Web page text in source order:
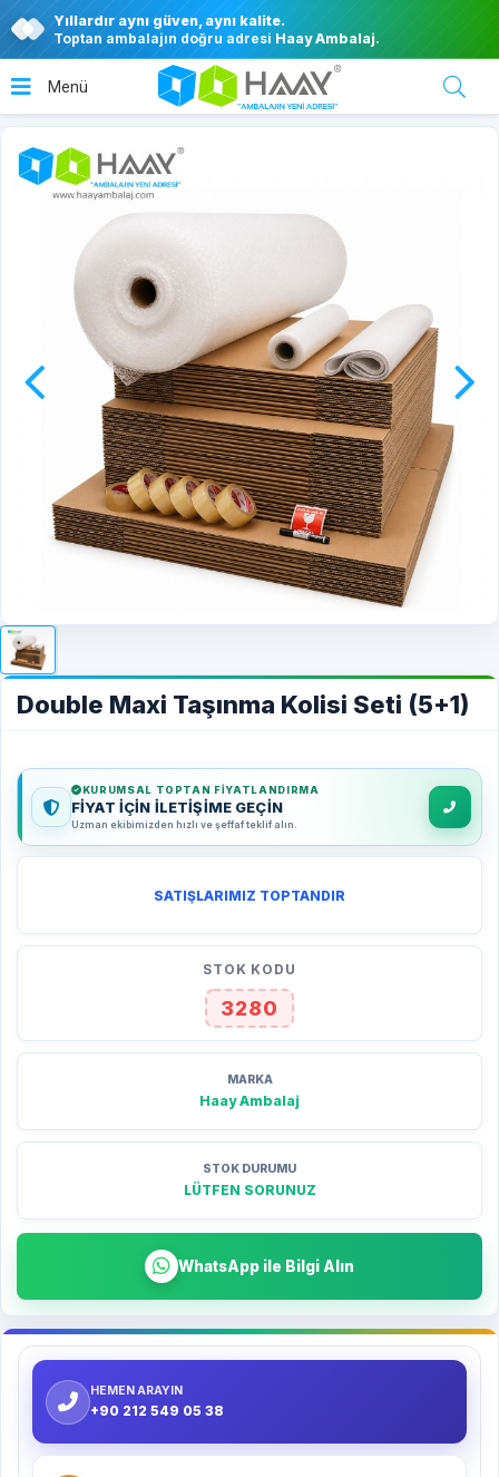
Yıllardır aynı güven, aynı kalite.
Toptan ambalajın doğru adresi Haay Ambalaj.
Double Maxi Taşınma Kolisi Seti (5+1)
KURUMSAL TOPTAN FIYATLANDIRMA
FİYAT İÇİN İLETİŞİME GEÇİN
Uzman ekibimizden hızlı ve şeffaf teklif alın.
SATIŞLARIMIZ TOPTANDIR
STOK KODU
3280
MARKA
Haay Ambalaj
STOK DURUMU
LÜTFEN SORUNUZ
WhatsApp ile Bilgi Alın
HEMEN ARAYIN
+90 212 549 05 38